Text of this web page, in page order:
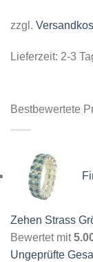
zzgl.
Lieferzeit: 2-3
Bestbewertete
Zehen Strass
Bewertet mit
Ungeprüfte